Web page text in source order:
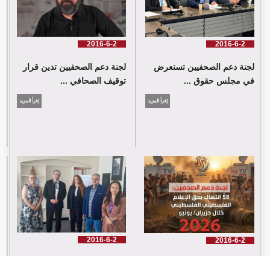
لجنة دعم الصحفيين: 58 انتهاك بحق الإعلام الفلسطيني خلال حزيران/
يونيو 2026
2016-6-2
لجنة دعم الصحفيين تستعرض
في مجلس حقوق ...
إقرأ المزيد
2016-6-2
لجنة دعم الصحفيين تدين قرار
توقيف الصحافي ...
إقرأ المزيد
2016-6-2
2016-6-2